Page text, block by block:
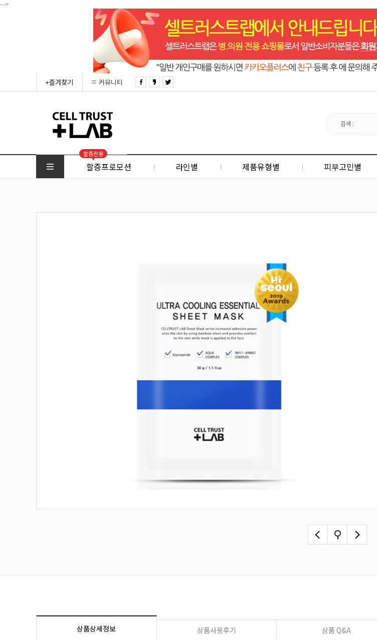
-->
+즐겨찾기 커뮤니티
할증전용
할증프로모션 라인별 제품유형별 피부고민별
상품상세정보 상품사용후기 상품 Q&A